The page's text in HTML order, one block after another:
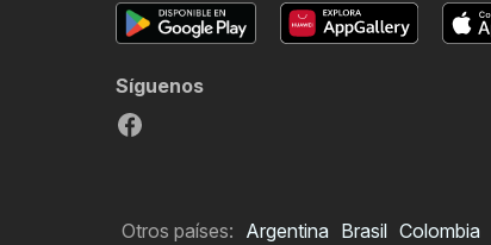
Síguenos
Otros países: Argentina Brasil Colombia